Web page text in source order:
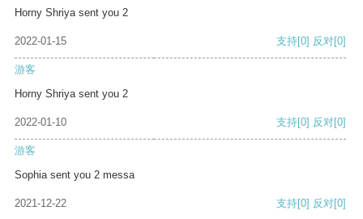
Horny Shriya sent you 2
2022-01-15 支持[0] 反对[0]
游客
Horny Shriya sent you 2
2022-01-10 支持[0] 反对[0]
游客
Sophia sent you 2 messa
2021-12-22 支持[0] 反对[0]